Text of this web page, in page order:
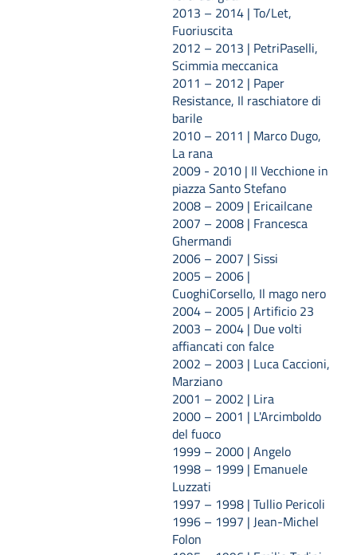
2013 – 2014 | To/Let,
Fuoriuscita
2012 – 2013 | PetriPaselli,
Scimmia meccanica
2011 – 2012 | Paper
Resistance, Il raschiatore di
barile
2010 – 2011 | Marco Dugo,
La rana
2009 - 2010 | Il Vecchione in
piazza Santo Stefano
2008 – 2009 | Ericailcane
2007 – 2008 | Francesca
Ghermandi
2006 – 2007 | Sissi
2005 – 2006 |
CuoghiCorsello, Il mago nero
2004 – 2005 | Artificio 23
2003 – 2004 | Due volti
affiancati con falce
2002 – 2003 | Luca Caccioni,
Marziano
2001 – 2002 | Lira
2000 – 2001 | L'Arcimboldo
del fuoco
1999 – 2000 | Angelo
1998 – 1999 | Emanuele
Luzzati
1997 – 1998 | Tullio Pericoli
1996 – 1997 | Jean-Michel
Folon